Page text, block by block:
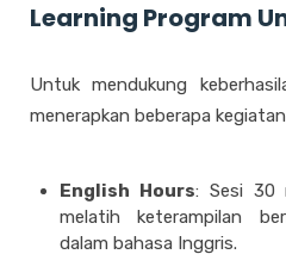
Learning Program
Untuk mendukung
menerapkan beberapa
English Hours: Sesi 30
melatih keterampilan
dalam bahasa Inggris.